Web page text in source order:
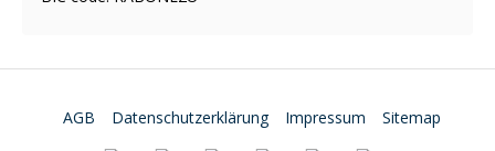
AGB Datenschutzerklärung Impressum Sitemap